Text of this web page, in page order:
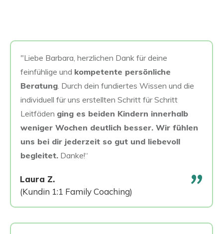
"Liebe Barbara, herzlichen Dank für deine
feinfühlige und kompetente persönliche
Beratung . Durch dein fundiertes Wissen und die
individuell für uns erstellten Schritt für Schritt
Leitfäden ging es beiden Kindern innerhalb
weniger Wochen deutlich besser. Wir fühlen
uns bei dir jederzeit so gut und liebevoll
begleitet. Danke!“
Laura Z.
(Kundin 1:1 Family Coaching)
"